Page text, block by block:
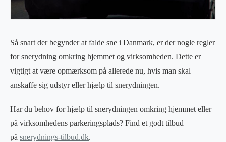
Så snart der begynder at falde sne i Danmark, er der nogle regler
for snerydning omkring hjemmet og virksomheden. Dette er
vigtigt at være opmærksom på allerede nu, hvis man skal
anskaffe sig udstyr eller hjælp til snerydningen.
Har du behov for hjælp til snerydningen omkring hjemmet eller
på virksomhedens parkeringsplads? Find et godt tilbud
på snerydnings-tilbud.dk.